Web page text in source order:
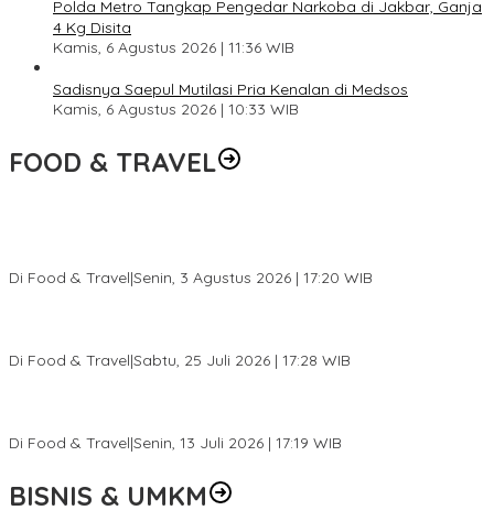
Polda Metro Tangkap Pengedar Narkoba di Jakbar, Ganja
4 Kg Disita
Kamis, 6 Agustus 2026 | 11:36 WIB
Sadisnya Saepul Mutilasi Pria Kenalan di Medsos
Kamis, 6 Agustus 2026 | 10:33 WIB
FOOD & TRAVEL
Di Food & Travel|Senin, 3 Agustus 2026 | 17:20 WIB
Di Food & Travel|Sabtu, 25 Juli 2026 | 17:28 WIB
Di Food & Travel|Senin, 13 Juli 2026 | 17:19 WIB
BISNIS & UMKM